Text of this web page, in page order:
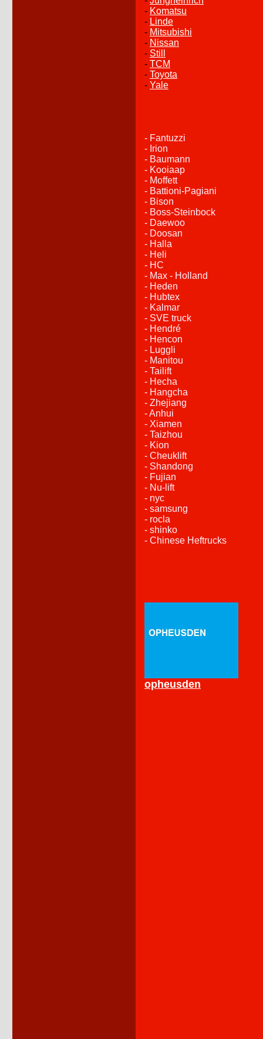
- Komatsu
- Linde
- Mitsubishi
- Nissan
- Still
- TCM
- Toyota
- Yale
- Fantuzzi
- Irion
- Baumann
- Kooiaap
- Moffett
- Battioni-Pagiani
- Bison
- Boss-Steinbock
- Daewoo
- Doosan
- Halla
- Heli
- HC
- Max - Holland
- Heden
- Hubtex
- Kalmar
- SVE truck
- Hendré
- Hencon
- Luggli
- Manitou
- Tailift
- Hecha
- Hangcha
- Zhejiang
- Anhui
- Xiamen
- Taizhou
- Kion
- Cheuklift
- Shandong
- Fujian
- Nu-lift
- nyc
- samsung
- rocla
- shinko
- Chinese Heftrucks
opheusden